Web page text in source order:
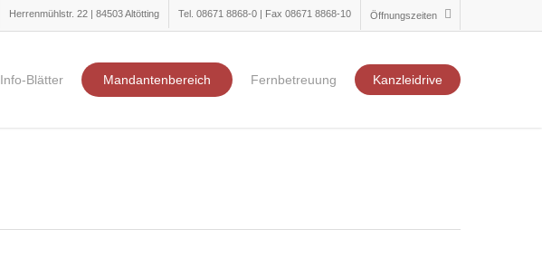
Herrenmühlstr. 22 | 84503 Altötting Tel. 08671 8868-0 | Fax 08671 8868-10 Öffnungszeiten
Info-Blätter Mandantenbereich Fernbetreuung Kanzleidrive